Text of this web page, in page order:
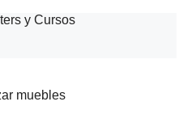
y Cursos